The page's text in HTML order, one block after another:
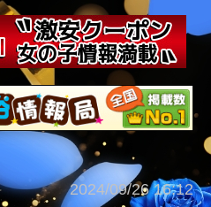
2024/09/26 16:12